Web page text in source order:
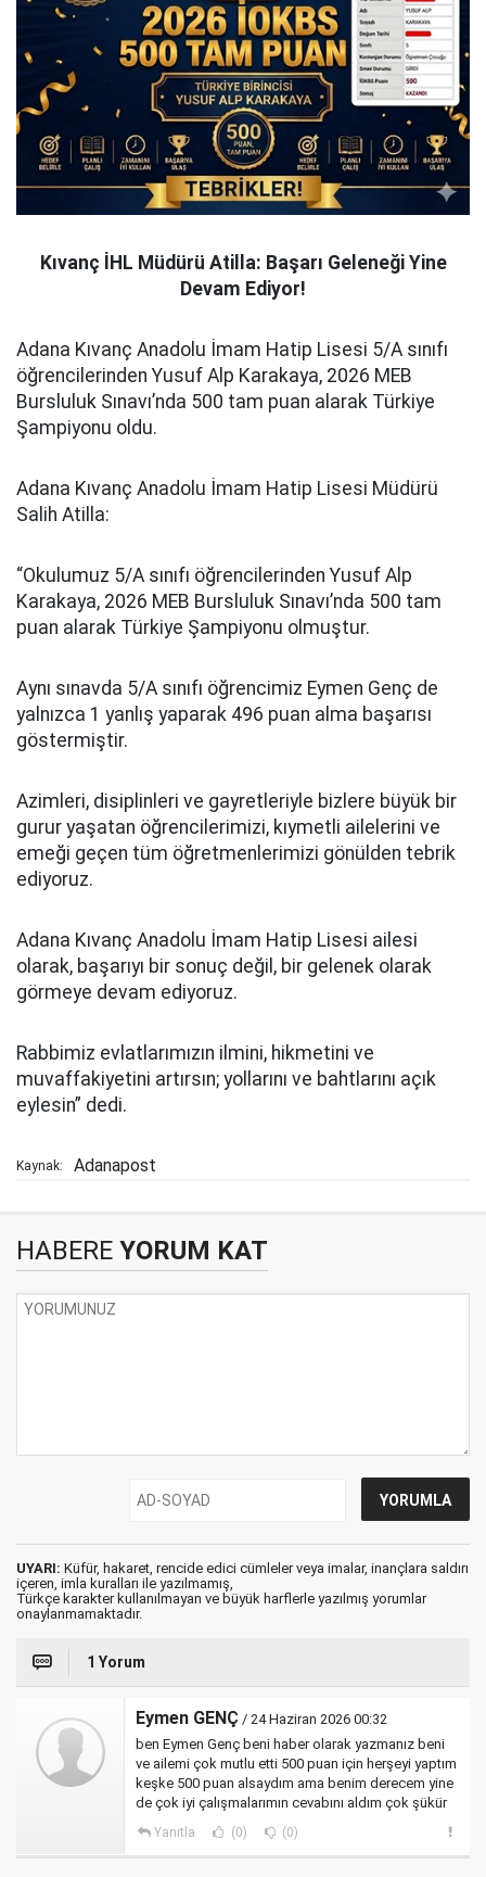
Kıvanç İHL Müdürü Atilla: Başarı Geleneği Yine
Devam Ediyor!
Adana Kıvanç Anadolu İmam Hatip Lisesi 5/A sınıfı
öğrencilerinden Yusuf Alp Karakaya, 2026 MEB
Bursluluk Sınavı’nda 500 tam puan alarak Türkiye
Şampiyonu oldu.
Adana Kıvanç Anadolu İmam Hatip Lisesi Müdürü
Salih Atilla:
“Okulumuz 5/A sınıfı öğrencilerinden Yusuf Alp
Karakaya, 2026 MEB Bursluluk Sınavı’nda 500 tam
puan alarak Türkiye Şampiyonu olmuştur.
Aynı sınavda 5/A sınıfı öğrencimiz Eymen Genç de
yalnızca 1 yanlış yaparak 496 puan alma başarısı
göstermiştir.
Azimleri, disiplinleri ve gayretleriyle bizlere büyük bir
gurur yaşatan öğrencilerimizi, kıymetli ailelerini ve
emeği geçen tüm öğretmenlerimizi gönülden tebrik
ediyoruz.
Adana Kıvanç Anadolu İmam Hatip Lisesi ailesi
olarak, başarıyı bir sonuç değil, bir gelenek olarak
görmeye devam ediyoruz.
Rabbimiz evlatlarımızın ilmini, hikmetini ve
muvaffakiyetini artırsın; yollarını ve bahtlarını açık
eylesin” dedi.
Kaynak: Adanapost
HABERE YORUM KAT
UYARI: Küfür, hakaret, rencide edici cümleler veya imalar, inançlara saldırı
içeren, imla kuralları ile yazılmamış,
Türkçe karakter kullanılmayan ve büyük harflerle yazılmış yorumlar
onaylanmamaktadır.
1 Yorum
Eymen GENÇ / 24 Haziran 2026 00:32
ben Eymen Genç beni haber olarak yazmanız beni
ve ailemi çok mutlu etti 500 puan için herşeyi yaptım
keşke 500 puan alsaydım ama benim derecem yine
de çok iyi çalışmalarımın cevabını aldım çok şükür
Yanıtla (0) (0)